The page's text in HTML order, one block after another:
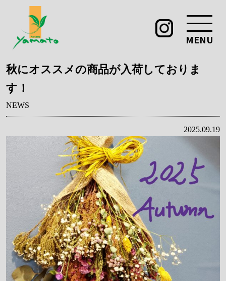
MENU
秋にオススメの商品が入荷しておりま
す！
NEWS
2025.09.19